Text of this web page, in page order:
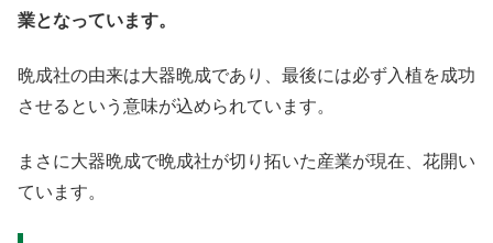
業となっています。
晩成社の由来は大器晩成であり、最後には必ず入植を成功
させるという意味が込められています。
まさに大器晩成で晩成社が切り拓いた産業が現在、花開い
ています。